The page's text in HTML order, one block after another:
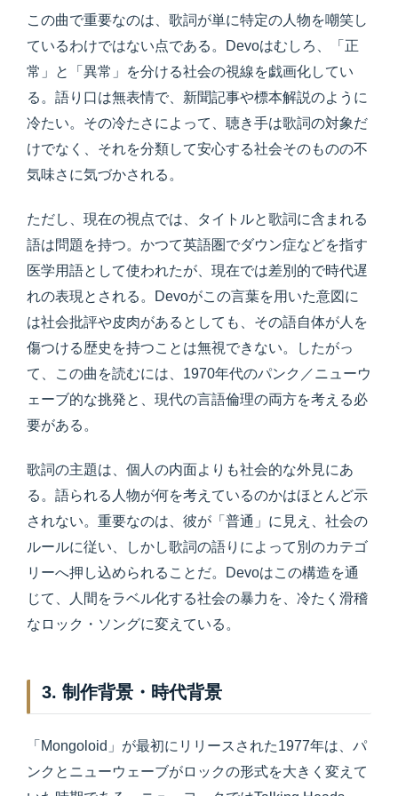
この曲で重要なのは、歌詞が単に特定の人物を嘲笑し
ているわけではない点である。Devoはむしろ、「正
常」と「異常」を分ける社会の視線を戯画化してい
る。語り口は無表情で、新聞記事や標本解説のように
冷たい。その冷たさによって、聴き手は歌詞の対象だ
けでなく、それを分類して安心する社会そのものの不
気味さに気づかされる。
ただし、現在の視点では、タイトルと歌詞に含まれる
語は問題を持つ。かつて英語圏でダウン症などを指す
医学用語として使われたが、現在では差別的で時代遅
れの表現とされる。Devoがこの言葉を用いた意図に
は社会批評や皮肉があるとしても、その語自体が人を
傷つける歴史を持つことは無視できない。したがっ
て、この曲を読むには、1970年代のパンク／ニューウ
ェーブ的な挑発と、現代の言語倫理の両方を考える必
要がある。
歌詞の主題は、個人の内面よりも社会的な外見にあ
る。語られる人物が何を考えているのかはほとんど示
されない。重要なのは、彼が「普通」に見え、社会の
ルールに従い、しかし歌詞の語りによって別のカテゴ
リーへ押し込められることだ。Devoはこの構造を通
じて、人間をラベル化する社会の暴力を、冷たく滑稽
なロック・ソングに変えている。
3. 制作背景・時代背景
「Mongoloid」が最初にリリースされた1977年は、パ
ンクとニューウェーブがロックの形式を大きく変えて